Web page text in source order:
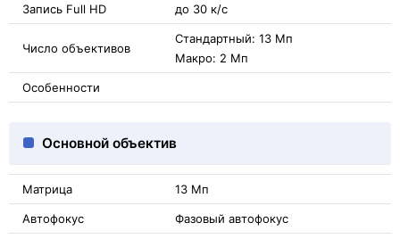
Запись Full HD до 30 к/с
Число объективов
Стандартный: 13 Мп
Макро: 2 Мп
Особенности
Основной объектив
Матрица 13 Мп
Автофокус Фазовый автофокус